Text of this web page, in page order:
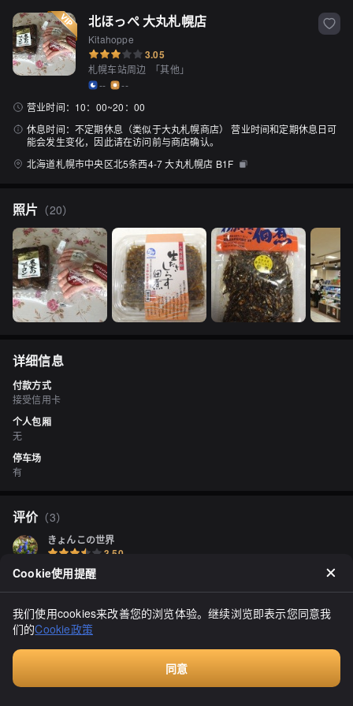
北ほっぺ 大丸札幌店
Kitahoppe
3.05
札幌车站周边 「其他」
--
--
营业时间： 10：00~20：00
休息时间： 不定期休息（类似于大丸札幌商店） 营业时间和定期休息日可
能会发生变化，因此请在访问前与商店确认。
北海道札幌市中央区北5条西4-7 大丸札幌店 B1F
照片 （20）
详细信息
付款方式
接受信用卡
个人包厢
无
停车场
有
评价（3）
きょんこの世界
3.50
偶尔会去检查一下是否有我喜欢的道産奶酪进货。
Lilias
一块，味道好极了！店员告诉我，这是在洞爺湖峰会上供应的培根！
他们还说购买一个特惠袋，里面有三种香肠和培根，只需2160日元。
Cookie使用提醒
我们使用cookies来改善您的浏览体验。继续浏览即表示您同意我
们的Cookie政策
同意